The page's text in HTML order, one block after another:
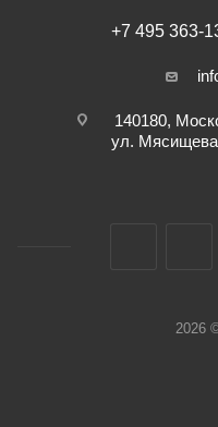
+7 495 363-
140180,
ул.
2026